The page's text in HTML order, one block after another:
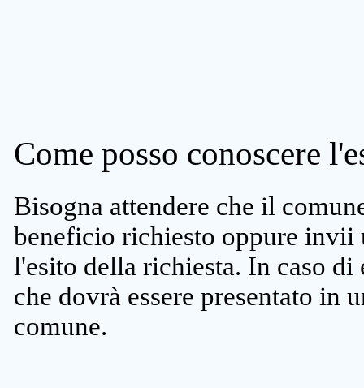
Come posso conoscere
Bisogna attendere che il
beneficio richiesto oppure invii
l'esito della richiesta. In caso
che dovrà essere presentato in
comune.